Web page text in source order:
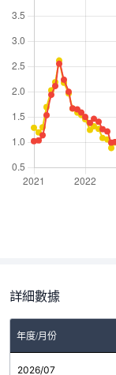
詳細數據
年度/月份
2026/07